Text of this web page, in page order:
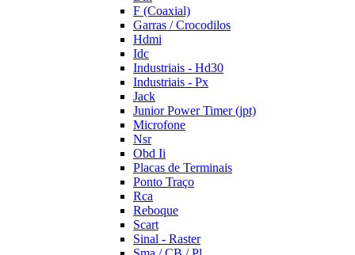
F (Coaxial)
Garras / Crocodilos
Hdmi
Idc
Industriais - Hd30
Industriais - Px
Jack
Junior Power Timer (jpt)
Microfone
Nsr
Obd Ii
Placas de Terminais
Ponto Traço
Rca
Reboque
Scart
Sinal - Raster